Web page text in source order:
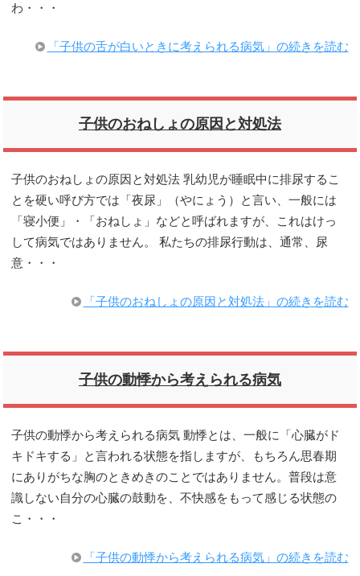
わ・・・
「子供の舌が白いときに考えられる病気」の続きを読む
子供のおねしょの原因と対処法
子供のおねしょの原因と対処法 乳幼児が睡眠中に排尿するこ
とを硬い呼び方では「夜尿」（やにょう）と言い、一般には
「寝小便」・「おねしょ」などと呼ばれますが、これはけっ
して病気ではありません。 私たちの排尿行動は、通常、尿
意・・・
「子供のおねしょの原因と対処法」の続きを読む
子供の動悸から考えられる病気
子供の動悸から考えられる病気 動悸とは、一般に「心臓がド
キドキする」と言われる状態を指しますが、もちろん思春期
にありがちな胸のときめきのことではありません。普段は意
識しない自分の心臓の鼓動を、不快感をもって感じる状態の
こ・・・
「子供の動悸から考えられる病気」の続きを読む